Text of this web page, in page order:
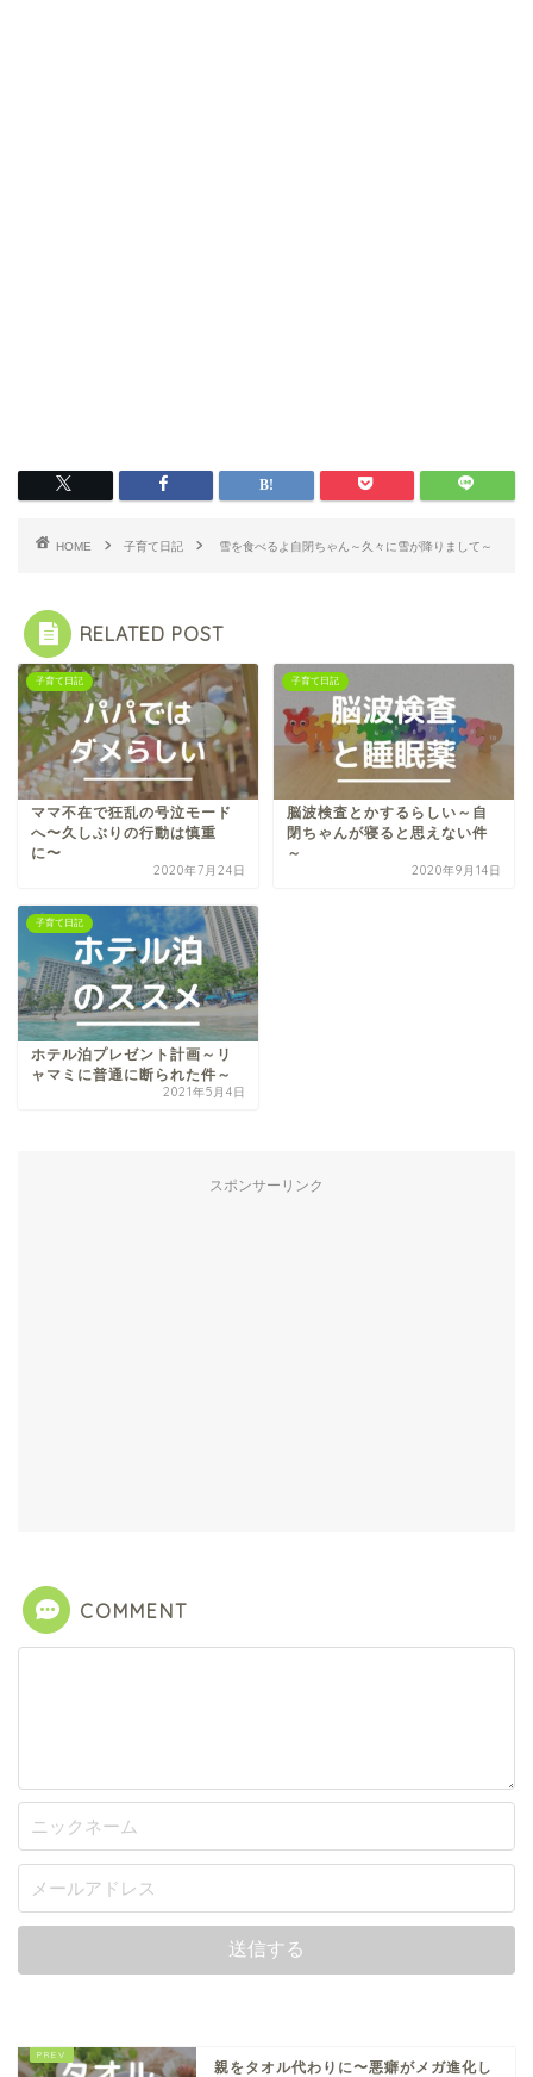
HOME 子育て日記 雪を食べるよ自閉ちゃん～久々に雪が降りまして～
RELATED POST
子育て日記
ママ不在で狂乱の号泣モード
へ〜久しぶりの行動は慎重
に〜
2020年7月24日
子育て日記
脳波検査とかするらしい～自
閉ちゃんが寝ると思えない件
～
2020年9月14日
子育て日記
ホテル泊プレゼント計画～リ
ャマミに普通に断られた件～
2021年5月4日
スポンサーリンク
COMMENT
親をタオル代わりに〜悪癖がメガ進化し